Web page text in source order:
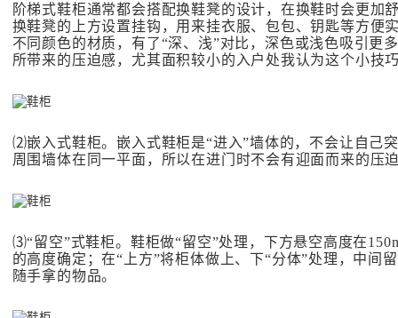
阶梯式鞋柜通常都会搭配换鞋凳的设计，在换鞋时会更
换鞋凳的上方设置挂钩，用来挂衣服、包包、钥匙等方便
不同颜色的材质，有了“深、浅”对比，深色或浅色吸引更
所带来的压迫感，尤其面积较小的入户处我认为这个小技
⑵嵌入式鞋柜。嵌入式鞋柜是“进入”墙体的，不会让自己
周围墙体在同一平面，所以在进门时不会有迎面而来的压
⑶“留空”式鞋柜。鞋柜做“留空”处理，下方悬空高度在
的高度确定；在“上方”将柜体做上、下“分体”处理，中间
随手拿的物品。